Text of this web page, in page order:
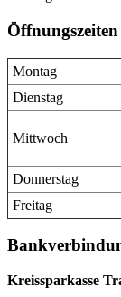
Montag
Dienstag
Mittwoch
Donnerstag
Freitag
Kreissparkasse